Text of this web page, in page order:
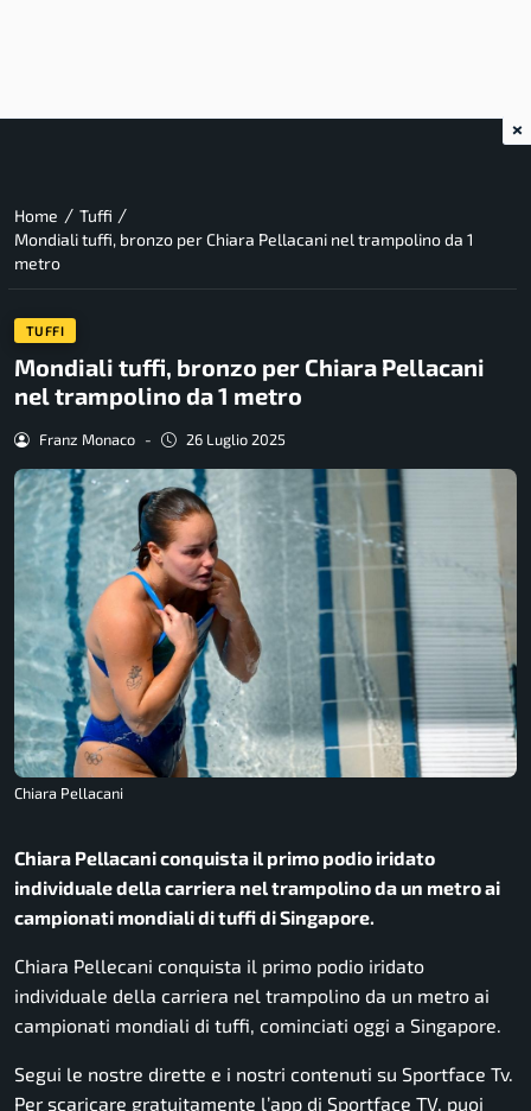
Home / Tuffi /
Mondiali tuffi, bronzo per Chiara Pellacani nel trampolino da 1
metro
TUFFI
Mondiali tuffi, bronzo per Chiara Pellacani
nel trampolino da 1 metro
Franz Monaco - 26 Luglio 2025
Chiara Pellacani
Chiara Pellacani conquista il primo podio iridato
individuale della carriera nel trampolino da un metro ai
campionati mondiali di tuffi di Singapore.
Chiara Pellecani conquista il primo podio iridato
individuale della carriera nel trampolino da un metro ai
campionati mondiali di tuffi, cominciati oggi a Singapore.
Segui le nostre dirette e i nostri contenuti su Sportface Tv.
Per scaricare gratuitamente l’app di Sportface TV, puoi
×